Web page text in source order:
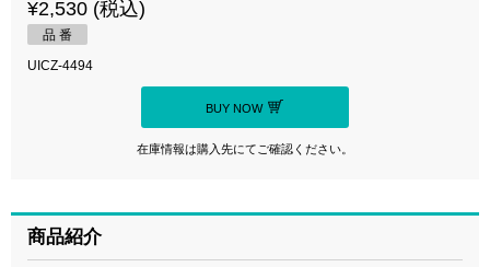
¥2,530 (税込)
品 番
UICZ-4494
BUY NOW
在庫情報は購入先にてご確認ください。
商品紹介